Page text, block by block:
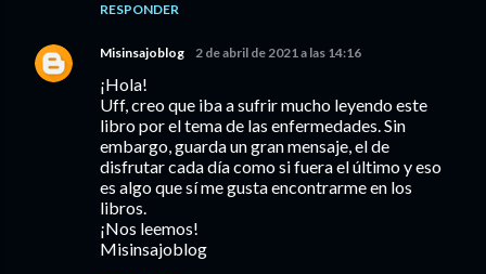
RESPONDER
Misinsajoblog 2 de abril de 2021 a las 14:16
¡Hola!
Uff, creo que iba a sufrir mucho leyendo este
libro por el tema de las enfermedades. Sin
embargo, guarda un gran mensaje, el de
disfrutar cada día como si fuera el último y eso
es algo que sí me gusta encontrarme en los
libros.
¡Nos leemos!
Misinsajoblog